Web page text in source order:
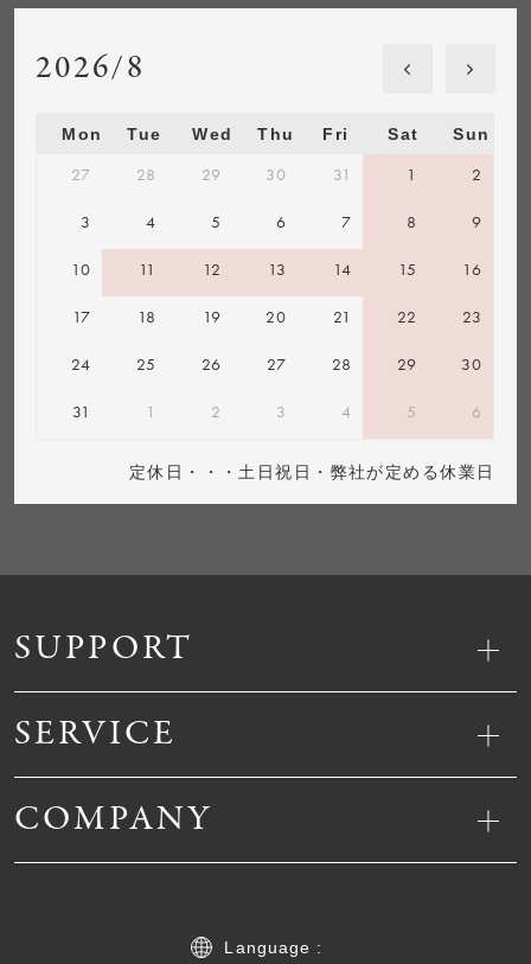
SUPPORT
SERVICE
COMPANY
Language :
2026/8
Mon Tue Wed Thu Fri Sat Sun
27 28 29 30 31 1 2
3 4 5 6 7 8 9
10 11 12 13 14 15 16
17 18 19 20 21 22 23
24 25 26 27 28 29 30
31 1 2 3 4 5 6
定休日・・・土日祝日・弊社が定める休業日